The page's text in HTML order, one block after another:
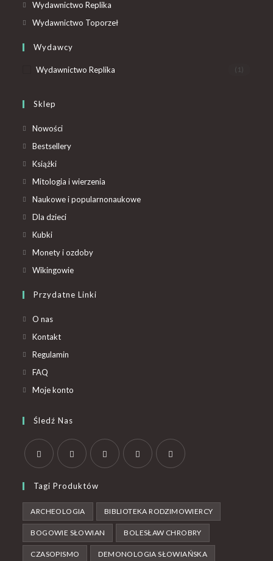
Wydawnictwo Replika
Wydawnictwo Toporzeł
Wydawcy
Wydawnictwo Replika (1)
Sklep
Nowości
Bestsellery
Książki
Mitologia i wierzenia
Naukowe i popularnonaukowe
Dla dzieci
Kubki
Monety i ozdoby
Wikingowie
Przydatne Linki
O nas
Kontakt
Regulamin
FAQ
Moje konto
Śledź Nas
Tagi Produktów
ARCHEOLOGIA BIBLIOTEKA RODZIMOWIERCY
BOGOWIE SŁOWIAN BOLESŁAW CHROBRY
CZASOPISMO DEMONOLOGIA SŁOWIAŃSKA